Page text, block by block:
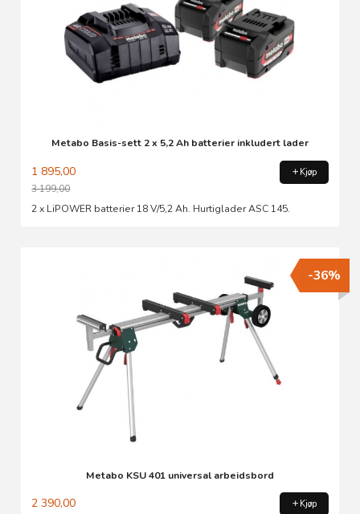
Metabo Basis-sett 2 x 5,2 Ah batterier inkludert lader
1 895,00
3 199,00
Rabatt
Kjøp
2 x LiPOWER batterier 18 V/5,2 Ah. Hurtiglader ASC 145.
Metabo KSU 401 universal arbeidsbord
2 390,00
-36%
Kjøp